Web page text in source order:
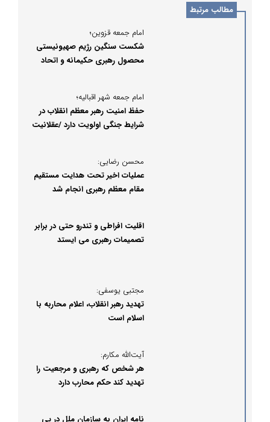
مطالب مرتبط
امام جمعه قزوین؛
شکست سنگین رژیم صهیونیستی
محصول رهبری حکیمانه و اتحاد
امام جمعه شهر اقبالیه؛
حفظ امنیت رهبر معظم انقلاب در
شرایط جنگی اولویت دارد /عقلانیت
محسن رضایی:
عملیات اخیر تحت هدایت مستقیم
مقام معظم رهبری انجام شد
اقلیت افراطی و تندرو حتی در برابر
تصمیمات رهبری می ایستد
مجتبی یوسفی:
تهدید رهبر انقلاب، اعلام محاربه با
اسلام است
آیت‌الله مکارم:
هر شخص که رهبری و مرجعیت را
تهدید کند حکم محارب دارد
نامه ایران به سازمان ملل در پی